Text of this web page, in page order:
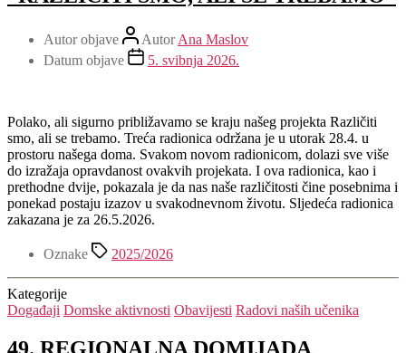
Autor objave AutorAna Maslov
Datum objave
5. svibnja 2026.
Polako, ali sigurno približavamo se kraju našeg projekta Različiti
smo, ali se trebamo. Treća radionica održana je u utorak 28.4. u
prostoru našega doma. Svakom novom radionicom, dolazi sve više
do izražaja opravdanost ovakvih projekata. I ova radionica, kao i
prethodne dvije, pokazala je da nas naše različitosti čine posebnima i
ponekad postaju izazov u svakodnevnom životu. Sljedeća radionica
zakazana je za 26.5.2026.
Oznake 2025/2026
Kategorije
Događaji Domske aktivnosti Obavijesti Radovi naših učenika